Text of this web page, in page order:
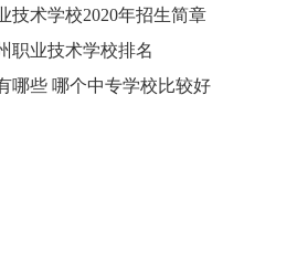
技术学校2020年招生简章
职业技术学校排名
哪些 哪个中专学校比较好